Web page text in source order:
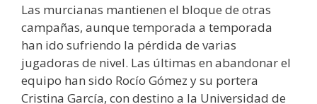
Las murcianas mantienen el bloque de otras
campañas, aunque temporada a temporada
han ido sufriendo la pérdida de varias
jugadoras de nivel. Las últimas en abandonar el
equipo han sido Rocío Gómez y su portera
Cristina García, con destino a la Universidad de